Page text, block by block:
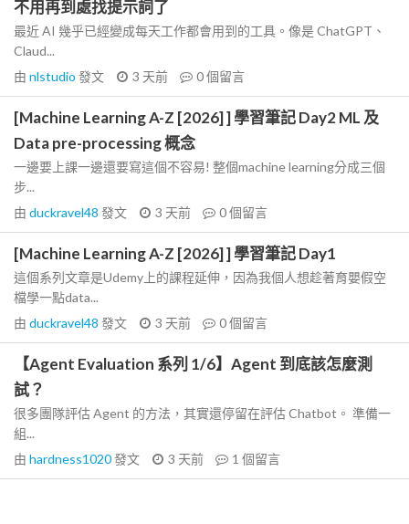
不用再到處找提示詞了
最近 AI 幾乎已經變成每天工作都會用到的工具。像是 ChatGPT、
Claud...
由 nlstudio 發文 3 天前 0個留言
[Machine Learning A-Z [2026] ] 學習筆記 Day2 ML 及
Data pre-processing 概念
一邊要上課一邊還要寫這個不容易! 整個machine learning分成三個
步...
由 duckravel48 發文 3 天前 0個留言
[Machine Learning A-Z [2026] ] 學習筆記 Day1
這個系列文章是Udemy上的課程延伸，因為我個人想趁著育嬰假空
檔學一點data...
由 duckravel48 發文 3 天前 0個留言
【Agent Evaluation 系列 1/6】Agent 到底該怎麼測
試？
很多團隊評估 Agent 的方法，其實還停留在評估 Chatbot。 準備一
組...
由 hardness1020發文 3 天前 1 個留言